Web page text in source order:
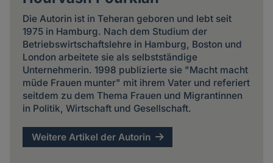
Die Autorin ist in Teheran geboren und lebt seit
1975 in Hamburg. Nach dem Studium der
Betriebswirtschaftslehre in Hamburg, Boston und
London arbeitete sie als selbstständige
Unternehmerin. 1998 publizierte sie "Macht macht
müde Frauen munter" mit ihrem Vater und referiert
seitdem zu dem Thema Frauen und Migrantinnen
in Politik, Wirtschaft und Gesellschaft.
Weitere Artikel der Autorin